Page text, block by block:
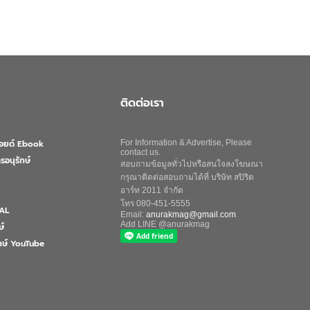
ยด์ Ebook
อนุรักษ์
YouTube
ติดต่อเรา
For Information & Advertise, Please
contact us.
สอบถามข้อมูลทั่วไปหรือสนใจลงโฆษณา
กรุณาติดต่อสอบถามได้ที่ บริษัท สปิริต
อาร์ท 2011 จำกัด
โทร 080-451-5555
Email: anurakmag@gmail.com
Add LINE @anurakmag